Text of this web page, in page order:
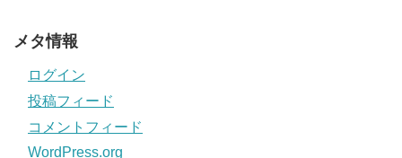
メタ情報
ログイン
投稿フィード
コメントフィード
WordPress.org